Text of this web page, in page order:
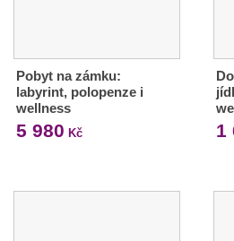
Pobyt na zámku:
labyrint, polopenze i
wellness
5 980 Kč 1